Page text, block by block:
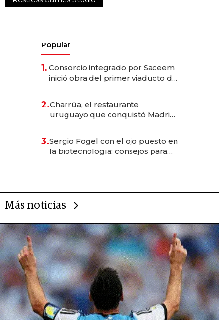
Popular
1. Consorcio integrado por Saceem
inició obra del primer viaducto de
millones
2.Charrúa, el restaurante
uruguayo que conquistó Madrid:
anticipación y prepara apertura
3.Sergio Fogel con el ojo puesto en
la biotecnología: consejos para
Más noticias